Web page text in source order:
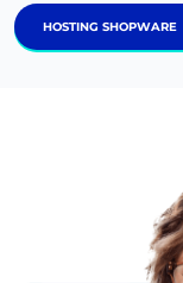
HOSTING SHOPWARE